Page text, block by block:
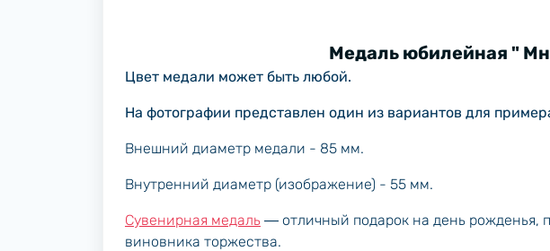
Медаль юбилейная " Мне 6
Цвет медали может быть любой.
На фотографии представлен один из вариантов для
Внешний диаметр медали - 85 мм.
Внутренний диаметр (изображение) - 55 мм.
Сувенирная медаль ― отличный подарок на день рожденья,
виновника торжества.